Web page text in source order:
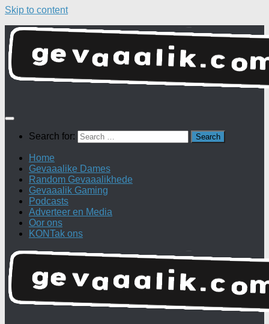
Skip to content
Search for:
Home
Gevaaalike Dames
Random Gevaaalikhede
Gevaaalik Gaming
Podcasts
Adverteer en Media
Oor ons
KONTak ons